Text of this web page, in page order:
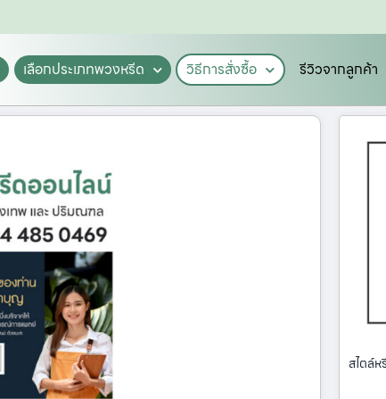
เลือกประเภทพวงหรีด วิธีการสั่งซื้อ รีวิวจากลูกค้า
สไตล์